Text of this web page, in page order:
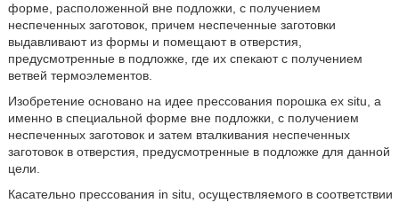
форме, расположенной вне подложки, с получением
неспеченных заготовок, причем неспеченные заготовки
выдавливают из формы и помещают в отверстия,
предусмотренные в подложке, где их спекают с получением
ветвей термоэлементов.
Изобретение основано на идее прессования порошка ex situ, а
именно в специальной форме вне подложки, с получением
неспеченных заготовок и затем вталкивания неспеченных
заготовок в отверстия, предусмотренные в подложке для данной
цели.
Касательно прессования in situ, осуществляемого в соответствии